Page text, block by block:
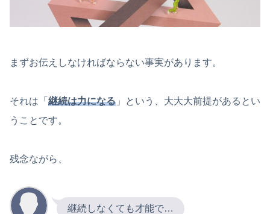
まずお伝えしなければならない事実があります。
それは「 継続は力になる 」という、大大大前提があるとい
うことです。
残念ながら、
継続しなくても才能で…